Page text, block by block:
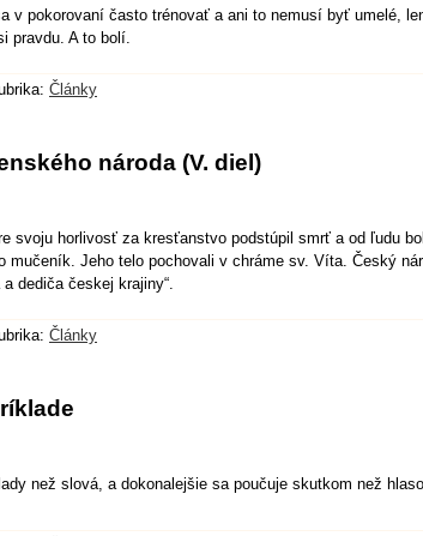
v pokorovaní často trénovať a ani to nemusí byť umelé,
pravdu. A to bolí.
Články
národa (V. diel)
svoju horlivosť za kresťanstvo podstúpil smrť a od ľudu bol
mučeník. Jeho telo pochovali v chráme sv. Víta. Český
a dediča českej krajiny“.
Články
než slová, a dokonalejšie sa poučuje skutkom než